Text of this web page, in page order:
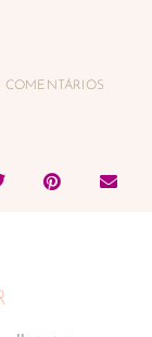
COMENTÁRIOS